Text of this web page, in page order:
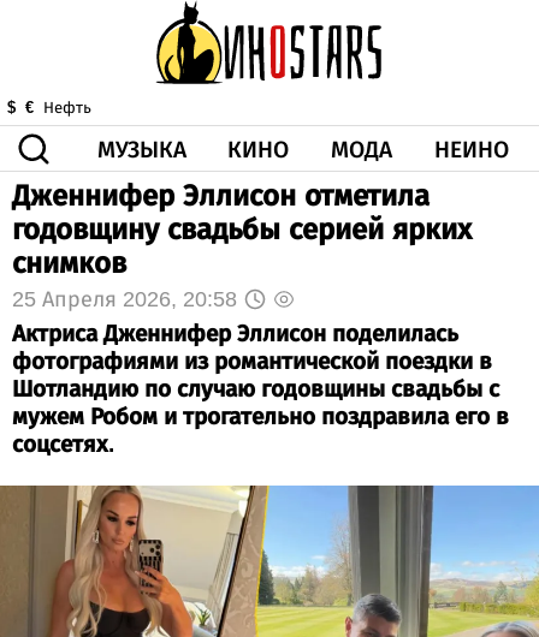
$ € Нефть
МУЗЫКА КИНО МОДА НЕИНО
ЗДОРОВЬЕ КОРОНА ИСКУССТВО
ДРУГОЕ
ВИДЕО
Дженнифер Эллисон отметила
годовщину свадьбы серией ярких
снимков
25 Апреля 2026, 20:58
Актриса Дженнифер Эллисон поделилась
фотографиями из романтической поездки в
Шотландию по случаю годовщины свадьбы с
мужем Робом и трогательно поздравила его в
соцсетях.